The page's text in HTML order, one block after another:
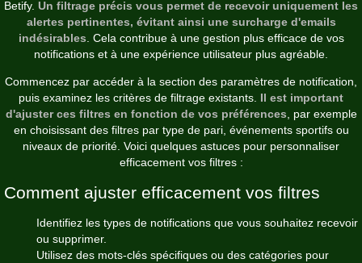
Betify. Un filtrage précis vous permet de recevoir uniquement les
alertes pertinentes, évitant ainsi une surcharge d'emails
indésirables . Cela contribue à une gestion plus efficace de vos
notifications et à une expérience utilisateur plus agréable.
Commencez par accéder à la section des paramètres de notification,
puis examinez les critères de filtrage existants. Il est important
d'ajuster ces filtres en fonction de vos préférences , par exemple
en choisissant des filtres par type de pari, événements sportifs ou
niveaux de priorité. Voici quelques astuces pour personnaliser
efficacement vos filtres :
Comment ajuster efficacement vos filtres
Identifiez les types de notifications que vous souhaitez recevoir
ou supprimer.
Utilisez des mots-clés spécifiques ou des catégories pour